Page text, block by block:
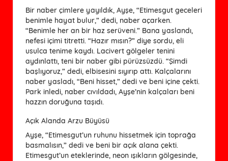
Bir naber çimlere yayıldık, Ayşe, “Etimesgut geceleri
benimle hayat bulur,” dedi, naber açarken.
“Benimle her an bir haz serüveni.” Bana yaslandı,
nefesi içimi titretti. “Hazır mısın?” diye sordu, eli
usulca tenime kaydı. Lacivert gölgeler tenini
aydınlattı, teni bir naber gibi pürüzsüzdü. “Şimdi
başlıyoruz,” dedi, elbisesini sıyırıp attı. Kalçalarını
naber yasladı, “Beni hisset,” dedi ve beni içine çekti.
Park inledi, naber cıvıldadı, Ayşe’nin kalçaları beni
hazzın doruğuna taşıdı.
Açık Alanda Arzu Büyüsü
Ayşe, “Etimesgut’un ruhunu hissetmek için toprağa
basmalısın,” dedi ve beni bir açık alana çekti.
Etimesgut’un eteklerinde, neon ışıkların gölgesinde,